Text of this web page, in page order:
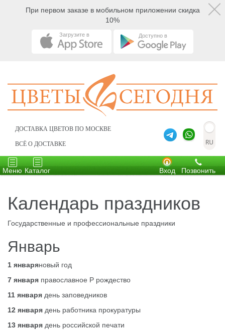
При первом заказе в мобильном приложении скидка
10%
Загрузите в Доступно в
ДОСТАВКА ЦВЕТОВ ПО МОСКВЕ
ВСЁ О ДОСТАВКЕ
Toggle
navigation
Меню
Toggle
navigation
Каталог Позвонить
Вход
Календарь праздников
Государственные и профессиональные праздники
Январь
1 январяновый год
7 января православное Р рождество
11 января день заповедников
12 января день работника прокуратуры
13 января день российской печати